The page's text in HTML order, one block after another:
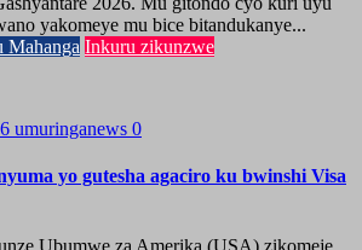
yakomeye mu bice bitandukanye...
Mahanga Inkuru zikunzwe
umuringanews 0
yo gutesha agaciro ku bwinshi Visa
Ubumwe za Amerika (USA) zikomeje